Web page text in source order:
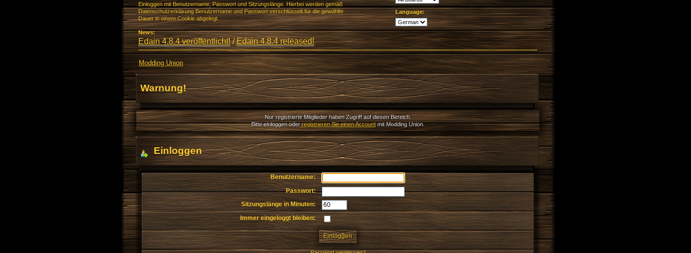
Einloggen mit Benutzername, Passwort und Sitzungslänge. Hierbei werden gemäß
Datenschutzerklärung Benutzername und Passwort verschlüsselt für die gewählte
Dauer in einem Cookie abgelegt.
Language:
News:
Edain 4.8.4 veröffentlicht!/Edain 4.8.4 released!
Modding Union
Warnung!
Nur registrierte Mitglieder haben Zugriff auf diesen Bereich.
Bitte einloggen oderregistrieren Sie einen Accountmit Modding Union.
Einloggen
Benutzername:
Passwort:
Sitzungslänge in Minuten:
Immer eingeloggt bleiben: